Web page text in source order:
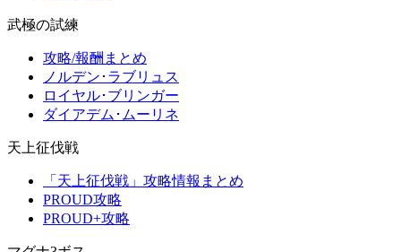
武極の試練
攻略/報酬まとめ
ノルデン･ラブリュス
ロイヤル･ブリンガー
ダイアデム･ムーリネ
天上征伐戦
「天上征伐戦」攻略情報まとめ
PROUD攻略
PROUD+攻略